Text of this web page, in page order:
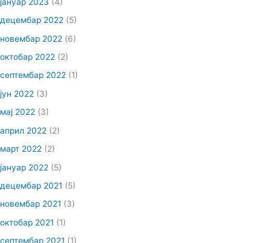
децембар 2022 (5)
новембар 2022 (6)
октобар 2022 (2)
септембар 2022 (1)
јун 2022 (3)
мај 2022 (3)
април 2022 (2)
март 2022 (2)
јануар 2022 (5)
децембар 2021 (5)
новембар 2021 (3)
октобар 2021 (1)
септембар 2021 (1)